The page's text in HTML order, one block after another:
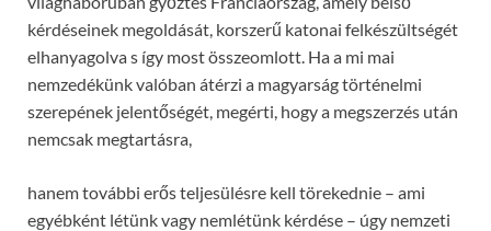
kérdéseinek megoldását, korszerű katonai felkészültségét
elhanyagolva s így most összeomlott. Ha a mi mai
nemzedékünk valóban átérzi a magyarság történelmi
szerepének jelentőségét, megérti, hogy a megszerzés után
nemcsak megtartásra,
hanem további erős teljesülésre kell törekednie – ami
egyébként létünk vagy nemlétünk kérdése – úgy nemzeti